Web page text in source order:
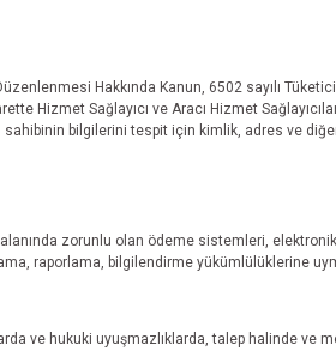
Hakkında Kanun, 6502 sayılı
Hizmet Sağlayıcı ve Aracı Hizmet
bilgilerini tespit için kimlik, adres ve
alanında zorunlu olan ödeme sistemleri,
raporlama, bilgilendirme yükümlülüklerine
ve hukuki uyuşmazlıklarda, talep halinde ve